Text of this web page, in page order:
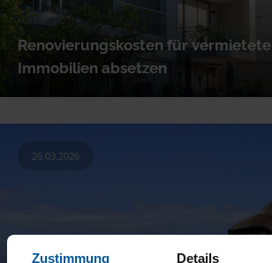
Zustimmung Details
Renovierungskosten für vermietete
Immobilien absetzen
26.03.2026